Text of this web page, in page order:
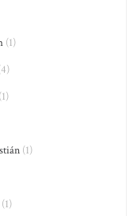
(1)
(1)
(1)